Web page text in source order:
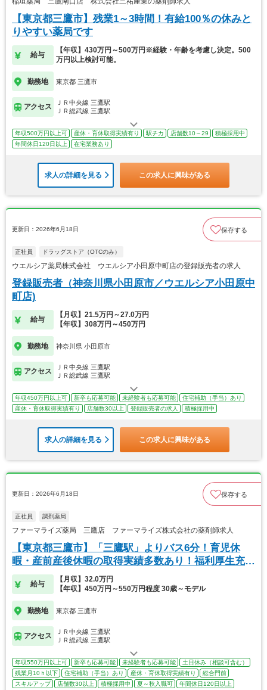
【東京都三鷹市】残業1～3時間！有給100％の休みと
りやすい薬局です
給与
【年収】430万円～500万円※経験・年齢を考慮し決定。500
万円以上検討可能。
勤務地 東京都 三鷹市
アクセス
ＪＲ中央線 三鷹駅
ＪＲ総武線 三鷹駅
年収500万円以上可 産休・育休取得実績有り 駅チカ 店舗数10～29
積極採用中
年間休日120日以上
在宅業務あり
求人の詳細を見る この求人に興味がある
更新日：2026年6月18日 保存する
正社員 ドラッグストア（OTCのみ）
ウエルシア薬局株式会社 ウエルシア小田原中町店の登録販売者の求人
登録販売者（神奈川県小田原市／ウエルシア小田原中
町店)
給与
【月収】21.5万円～27.0万円
【年収】308万円～450万円
勤務地 神奈川県 小田原市
アクセス
ＪＲ中央線 三鷹駅
ＪＲ総武線 三鷹駅
年収450万円以上可 新卒も応募可能 未経験者も応募可能
住宅補助（手当）あり
産休・育休取得実績有り
店舗数30以上 登録販売者の求人 積極採用中
求人の詳細を見る この求人に興味がある
更新日：2026年6月18日 保存する
正社員 調剤薬局
ファーマライズ薬局 三鷹店 ファーマライズ株式会社の薬剤師求人
【東京都三鷹市】「三鷹駅」よりバス6分！育児休
暇・産前産後休暇の取得実績多数あり！福利厚生充実
◎
給与
【月収】32.0万円
【年収】450万円～550万円程度 30歳～モデル
勤務地 東京都 三鷹市
アクセス
ＪＲ中央線 三鷹駅
ＪＲ総武線 三鷹駅
年収550万円以上可 新卒も応募可能 未経験者も応募可能
土日休み（相談可含む）
残業月10ｈ以下
住宅補助（手当）あり 産休・育休取得実績有り
総合門前
スキルアップ
店舗数30以上 積極採用中 夏～秋入職可 年間休日120日以上